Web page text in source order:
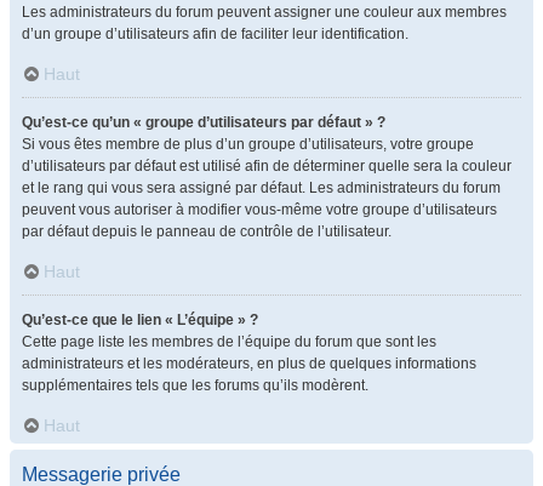
Les administrateurs du forum peuvent assigner une couleur aux membres
d’un groupe d’utilisateurs afin de faciliter leur identification.
Haut
Qu’est-ce qu’un « groupe d’utilisateurs par défaut » ?
Si vous êtes membre de plus d’un groupe d’utilisateurs, votre groupe
d’utilisateurs par défaut est utilisé afin de déterminer quelle sera la couleur
et le rang qui vous sera assigné par défaut. Les administrateurs du forum
peuvent vous autoriser à modifier vous-même votre groupe d’utilisateurs
par défaut depuis le panneau de contrôle de l’utilisateur.
Haut
Qu’est-ce que le lien « L’équipe » ?
Cette page liste les membres de l’équipe du forum que sont les
administrateurs et les modérateurs, en plus de quelques informations
supplémentaires tels que les forums qu’ils modèrent.
Haut
Messagerie privée